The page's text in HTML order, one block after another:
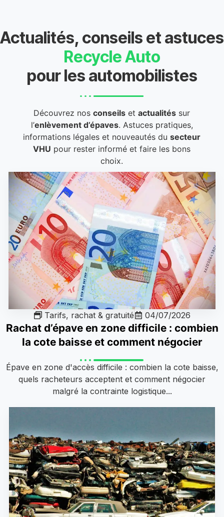
Actualités, conseils et astuces
Recycle Auto
pour les automobilistes
Découvrez nosconseils etactualités sur
l’enlèvement d’épaves. Astuces pratiques,
informations légales et nouveautés dusecteur
VHU pour rester informé et faire les bons
choix.
Tarifs, rachat & gratuité 04/07/2026
Rachat d’épave en zone difficile : combien
la cote baisse et comment négocier
Épave en zone d'accès difficile : combien la cote baisse,
quels racheteurs acceptent et comment négocier
malgré la contrainte logistique...